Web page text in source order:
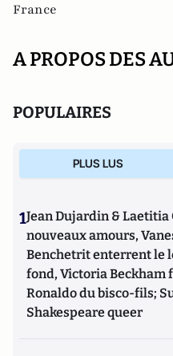
France
A PROPOS DES
POPULAIRES
PLUS LUS
1Jean Dujardin &
nouveaux amours,
Benchetrit enterrent le
fond, Victoria
Ronaldo du bisco-fils;
Shakespeare queer